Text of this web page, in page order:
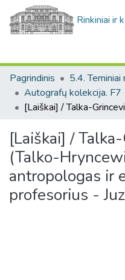
Rinkiniai ir
Pagrindinis
Autografų kolekcija. F7
[Laiškai] /
(Talko-
antropologas ir
profesorius -